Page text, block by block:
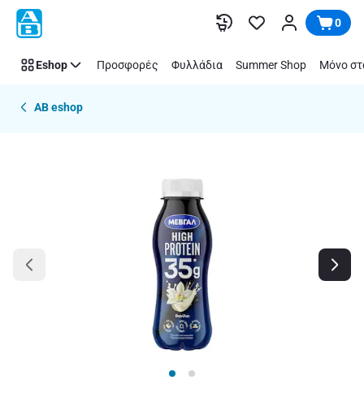
Παράλειψη 0
Eshop Προσφορές Φυλλάδια Summer Shop Μόνο
AB eshop